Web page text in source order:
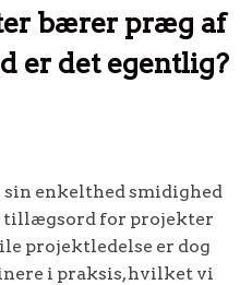
bærer præg af
er det egentlig?
enkelthed smidighed
tillægsord for projekter
projektledelse er dog
i praksis, hvilket vi